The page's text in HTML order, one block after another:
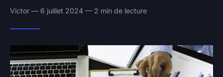
Victor — 6 juillet 2024 — 2 min de lecture